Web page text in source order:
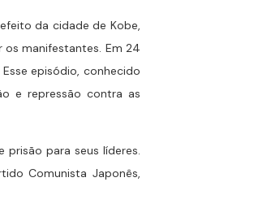
da cidade de Kobe,
os manifestantes. Em 24
episódio, conhecido
e repressão contra as
prisão para seus líderes.
Comunista Japonês,